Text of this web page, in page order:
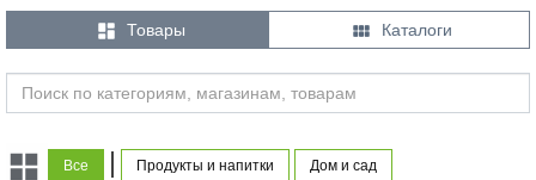
 Товары  Каталоги
Все | Продукты и напитки Дом и сад